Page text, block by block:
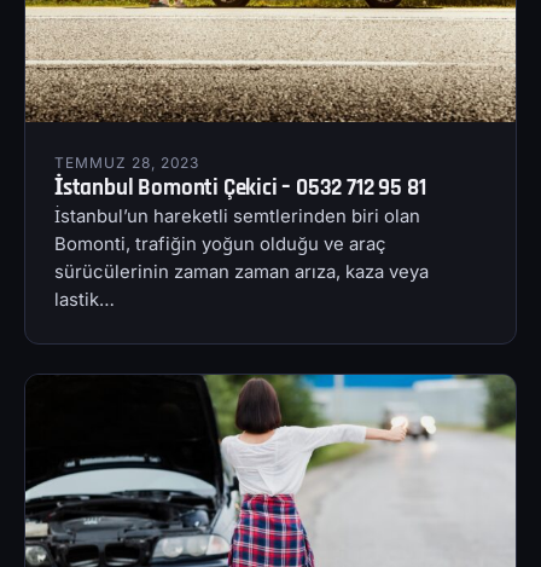
TEMMUZ 28, 2023
İstanbul Bomonti Çekici – 0532 712 95 81
İstanbul’un hareketli semtlerinden biri olan
Bomonti, trafiğin yoğun olduğu ve araç
sürücülerinin zaman zaman arıza, kaza veya
lastik…